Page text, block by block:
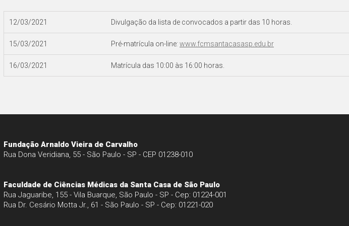
12/03/2021 Divulgação da lista de convocados a partir das 10 horas.
15/03/2021 Pré-matrícula on-line:www.fcmsantacasasp.edu.br
16/03/2021 Matrícula das 10:00 às 16:00 horas.
Fundação Arnaldo Vieira de Carvalho
Rua Dona Veridiana, 55 - São Paulo - SP - CEP 01238-010
Faculdade de Ciências Médicas da Santa Casa de São Paulo
Rua Jaguaribe, 155 - Vila Buarque, São Paulo - SP - Cep: 01224-001
Rua Dr. Cesário Motta Jr., 61 - São Paulo - SP - Cep: 01221-020